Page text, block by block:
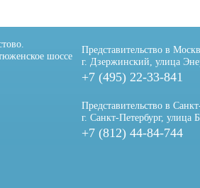
шоссе
Представительство в
г. Дзержинский, улица
+7 (495) 22-33-841
Представительство в
г. Санкт-Петербург, улица
+7 (812) 44-84-744